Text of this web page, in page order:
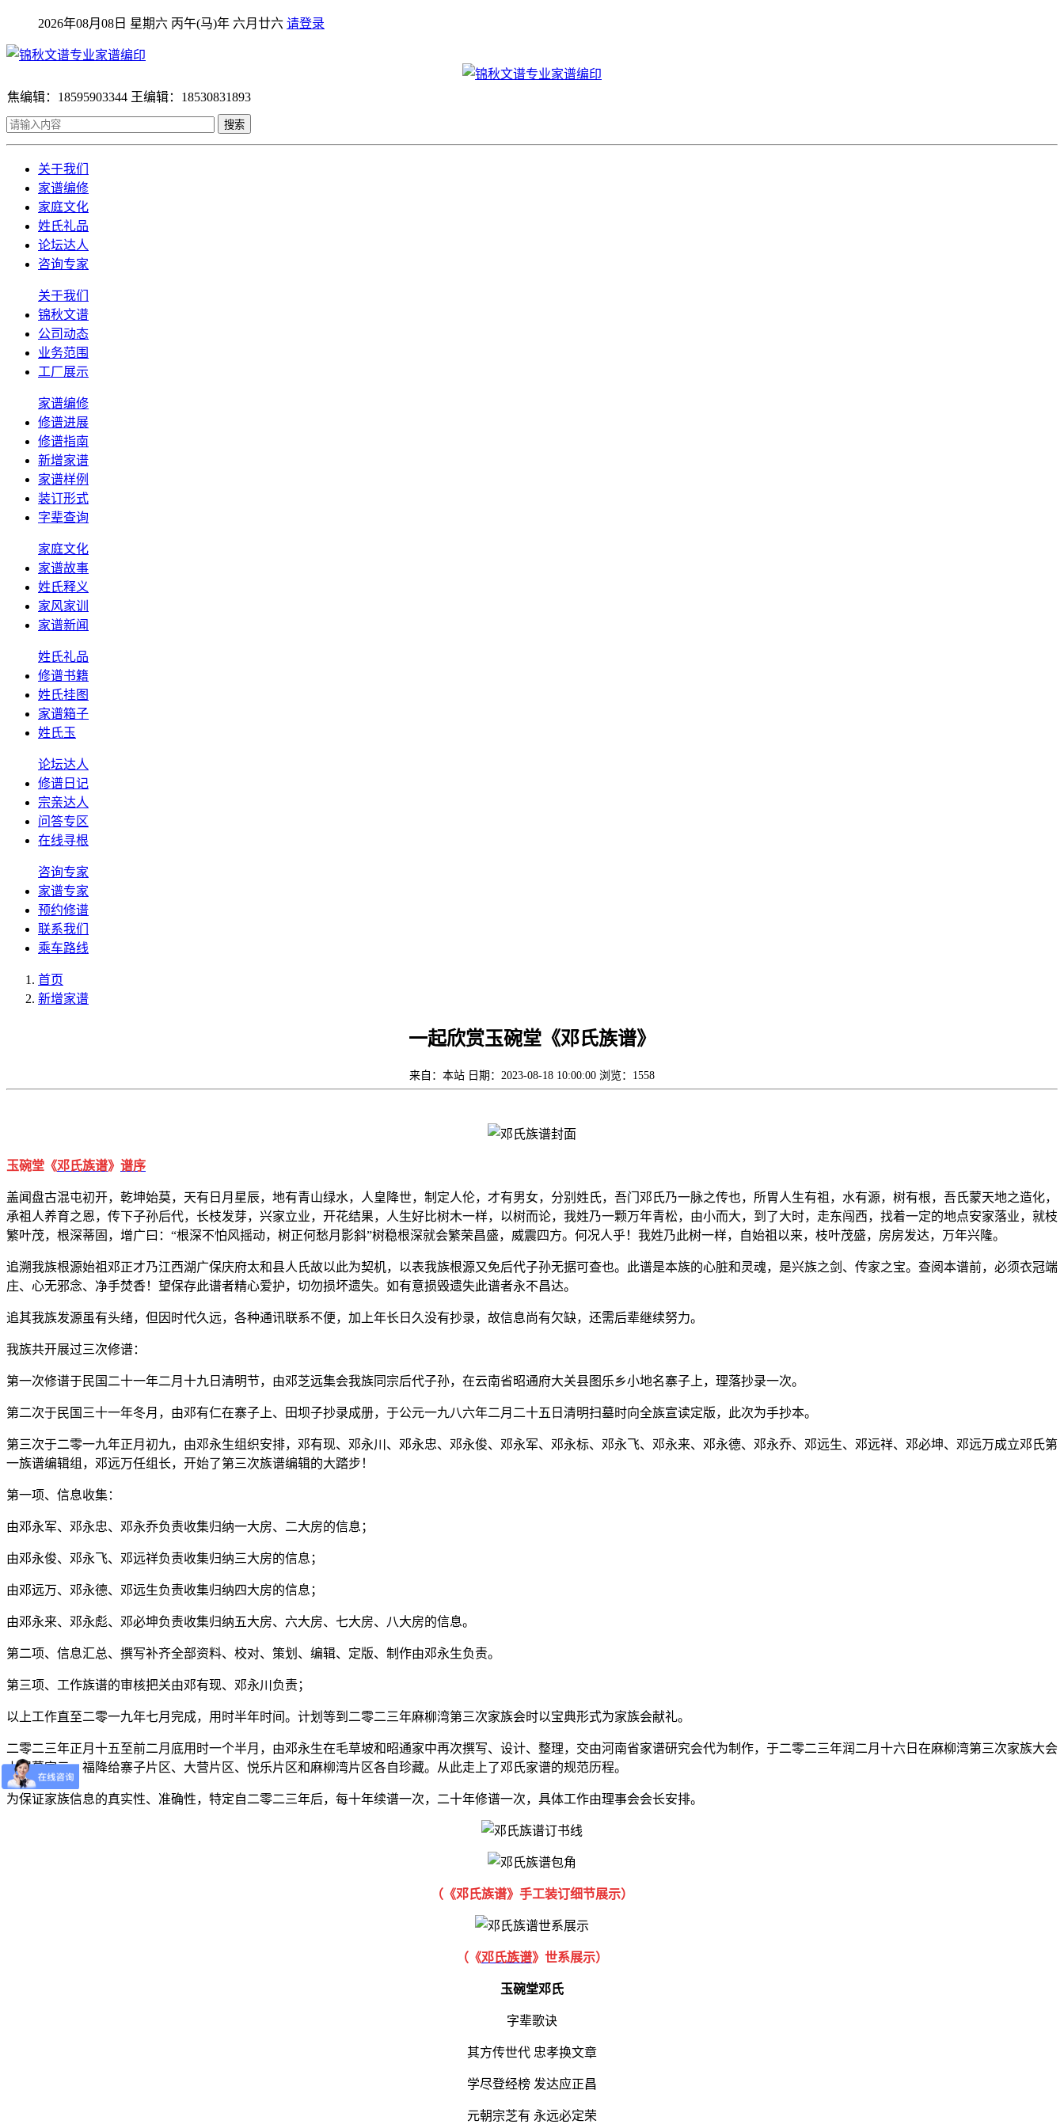
2026年08月08日 星期六 丙午(马)年 六月廿六 请登录
焦编辑：18595903344 王编辑：18530831893
搜索
关于我们
家谱编修
家庭文化
姓氏礼品
论坛达人
咨询专家
关于我们
锦秋文谱
公司动态
业务范围
工厂展示
家谱编修
修谱进展
修谱指南
新增家谱
家谱样例
装订形式
字辈查询
家庭文化
家谱故事
姓氏释义
家风家训
家谱新闻
姓氏礼品
修谱书籍
姓氏挂图
家谱箱子
姓氏玉
论坛达人
修谱日记
宗亲达人
问答专区
在线寻根
咨询专家
家谱专家
预约修谱
联系我们
乘车路线
首页
新增家谱
一起欣赏玉碗堂《邓氏族谱》
来自：本站 日期：2023-08-18 10:00:00 浏览：1558
玉碗堂《邓氏族谱》 谱序
盖闻盘古混屯初开，乾坤始莫，天有日月星辰，地有青山绿水，人皇降世，制定人伦，才有男女，分别姓氏，吾门邓氏乃一脉之传也，所胃人生有祖，水有源，树有根，吾氏蒙天地之造化，
承祖人养育之恩，传下子孙后代，长枝发芽，兴家立业，开花结果，人生好比树木一样，以树而论，我姓乃一颗万年青松，由小而大，到了大时，走东闯西，找着一定的地点安家落业，就枝
繁叶茂，根深蒂固，增广曰：“根深不怕风摇动，树正何愁月影斜”树稳根深就会繁荣昌盛，威震四方。何况人乎！我姓乃此树一样，自始祖以来，枝叶茂盛，房房发达，万年兴隆。
追溯我族根源始祖邓正才乃江西湖广保庆府太和县人氏故以此为契机，以表我族根源又免后代子孙无据可查也。此谱是本族的心脏和灵魂，是兴族之剑、传家之宝。查阅本谱前，必须衣冠端
庄、心无邪念、净手焚香！望保存此谱者精心爱护，切勿损坏遗失。如有意损毁遗失此谱者永不昌达。
追其我族发源虽有头绪，但因时代久远，各种通讯联系不便，加上年长日久没有抄录，故信息尚有欠缺，还需后辈继续努力。
我族共开展过三次修谱：
第一次修谱于民国二十一年二月十九日清明节，由邓芝远集会我族同宗后代子孙，在云南省昭通府大关县图乐乡小地名寨子上，理落抄录一次。
第二次于民国三十一年冬月，由邓有仁在寨子上、田坝子抄录成册，于公元一九八六年二月二十五日清明扫墓时向全族宣读定版，此次为手抄本。
第三次于二零一九年正月初九，由邓永生组织安排，邓有现、邓永川、邓永忠、邓永俊、邓永军、邓永标、邓永飞、邓永来、邓永德、邓永乔、邓远生、邓远祥、邓必坤、邓远万成立邓氏第
一族谱编辑组，邓远万任组长，开始了第三次族谱编辑的大踏步！
第一项、信息收集：
由邓永军、邓永忠、邓永乔负责收集归纳一大房、二大房的信息；
由邓永俊、邓永飞、邓远祥负责收集归纳三大房的信息；
由邓远万、邓永德、邓远生负责收集归纳四大房的信息；
由邓永来、邓永彪、邓必坤负责收集归纳五大房、六大房、七大房、八大房的信息。
第二项、信息汇总、撰写补齐全部资料、校对、策划、编辑、定版、制作由邓永生负责。
第三项、工作族谱的审核把关由邓有现、邓永川负责；
以上工作直至二零一九年七月完成，用时半年时间。计划等到二零二三年麻柳湾第三次家族会时以宝典形式为家族会献礼。
二零二三年正月十五至前二月底用时一个半月，由邓永生在毛草坡和昭通家中再次撰写、设计、整理，交由河南省家谱研究会代为制作，于二零二三年润二月十六日在麻柳湾第三次家族大会
上揭幕宣示。福降给寨子片区、大营片区、悦乐片区和麻柳湾片区各自珍藏。从此走上了邓氏家谱的规范历程。
为保证家族信息的真实性、准确性，特定自二零二三年后，每十年续谱一次，二十年修谱一次，具体工作由理事会会长安排。
（《邓氏族谱》手工装订细节展示）
（ 《邓氏族谱》世系展示）
玉碗堂邓氏
字辈歌诀
其方传世代 忠孝换文章
学尽登经榜 发达应正昌
元朝宗芝有 永远必定荣